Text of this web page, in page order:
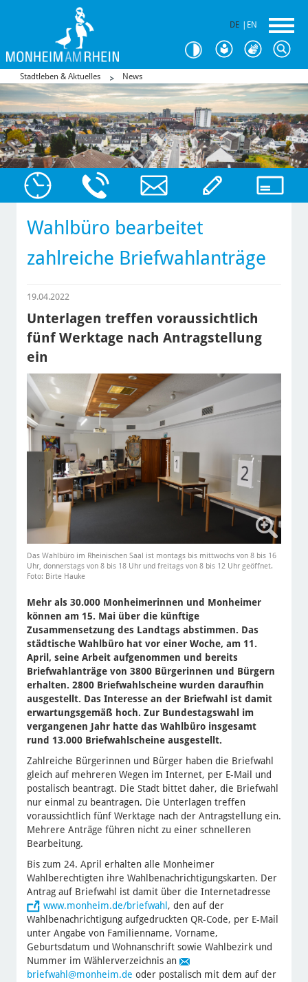
DE EN
Stadtleben & Aktuelles News
Wahlbüro bearbeitet
zahlreiche Briefwahlanträge
19.04.2022
Unterlagen treffen voraussichtlich
fünf Werktage nach Antragstellung
ein
Das Wahlbüro im Rheinischen Saal ist montags bis mittwochs von 8 bis 16
Uhr, donnerstags von 8 bis 18 Uhr und freitags von 8 bis 12 Uhr geöffnet.
Foto: Birte Hauke
Mehr als 30.000 Monheimerinnen und Monheimer
können am 15. Mai über die künftige
Zusammensetzung des Landtags abstimmen. Das
städtische Wahlbüro hat vor einer Woche, am 11.
April, seine Arbeit aufgenommen und bereits
Briefwahlanträge von 3800 Bürgerinnen und Bürgern
erhalten. 2800 Briefwahlscheine wurden daraufhin
ausgestellt. Das Interesse an der Briefwahl ist damit
erwartungsgemäß hoch. Zur Bundestagswahl im
vergangenen Jahr hatte das Wahlbüro insgesamt
rund 13.000 Briefwahlscheine ausgestellt.
Zahlreiche Bürgerinnen und Bürger haben die Briefwahl
gleich auf mehreren Wegen im Internet, per E-Mail und
postalisch beantragt. Die Stadt bittet daher, die Briefwahl
nur einmal zu beantragen. Die Unterlagen treffen
voraussichtlich fünf Werktage nach der Antragstellung ein.
Mehrere Anträge führen nicht zu einer schnelleren
Bearbeitung.
Bis zum 24. April erhalten alle Monheimer
Wahlberechtigten ihre Wahlbenachrichtigungskarten. Der
Antrag auf Briefwahl ist damit über die Internetadresse
www.monheim.de/briefwahl , den auf der
Wahlbenachrichtigung aufgedruckten QR-Code, per E-Mail
unter Angabe von Familienname, Vorname,
Geburtsdatum und Wohnanschrift sowie Wahlbezirk und
Nummer im Wählerverzeichnis an
briefwahl @monheim.de oder postalisch mit dem auf der